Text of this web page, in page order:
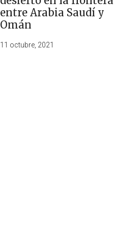
entre Arabia Saudí y
Omán
11 octubre, 2021